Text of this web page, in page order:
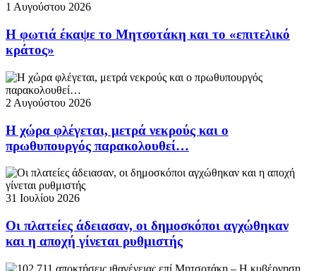
1 Αυγούστου 2026
Η φωτιά έκαψε το Μητσοτάκη και το «επιτελικό
κράτος»
2 Αυγούστου 2026
Η χώρα φλέγεται, μετρά νεκρούς και ο
πρωθυπουργός παρακολουθεί…
31 Ιουλίου 2026
Οι πλατείες άδειασαν, οι δημοσκόποι αγχώθηκαν
και η αποχή γίνεται ρυθμιστής